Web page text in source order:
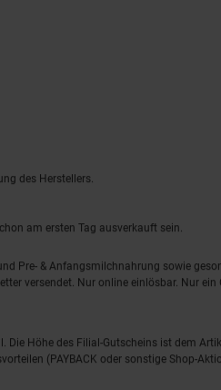
des Herstellers.
am ersten Tag ausverkauft sein.
Pre- & Anfangsmilchnahrung sowie
versendet. Nur online einlösbar. Nur ein
Die Höhe des Filial-Gutscheins ist dem
(PAYBACK oder sonstige Shop-